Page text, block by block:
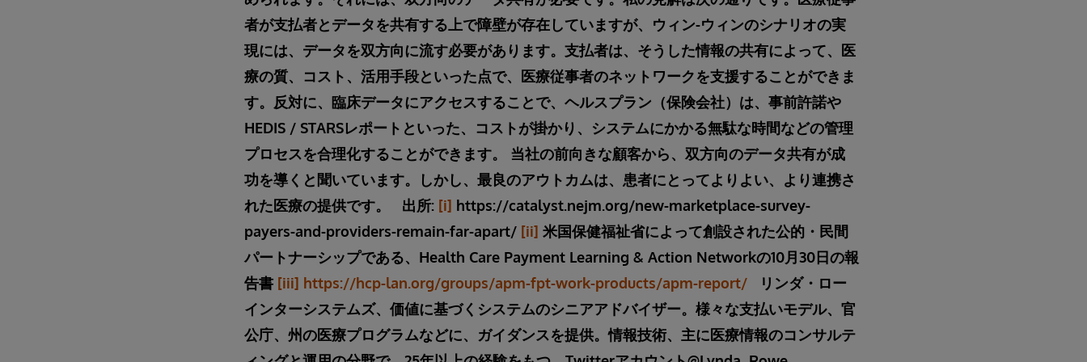
者が支払者とデータを共有する上で障壁が存在していますが、ウィン-ウィンのシナリオの実
現には、データを双方向に流す必要があります。支払者は、そうした情報の共有によって、医
療の質、コスト、活用手段といった点で、医療従事者のネットワークを支援することができま
す。反対に、臨床データにアクセスすることで、ヘルスプラン（保険会社）は、事前許諾や
HEDIS / STARSレポートといった、コストが掛かり、システムにかかる無駄な時間などの管理
プロセスを合理化することができます。 当社の前向きな顧客から、双方向のデータ共有が成
功を導くと聞いています。しかし、最良のアウトカムは、患者にとってよりよい、より連携さ
れた医療の提供です。 出所: [i] https://catalyst.nejm.org/new-marketplace-survey-
payers-and-providers-remain-far-apart/ [ii] 米国保健福祉省によって創設された公的・民間
パートナーシップである、Health Care Payment Learning & Action Networkの10月30日の報
告書 [iii] https://hcp-lan.org/groups/apm-fpt-work-products/apm-report/
リンダ・ロー
インターシステムズ、価値に基づくシステムのシニアアドバイザー。様々な支払いモデル、官
公庁、州の医療プログラムなどに、ガイダンスを提供。情報技術、主に医療情報のコンサルテ